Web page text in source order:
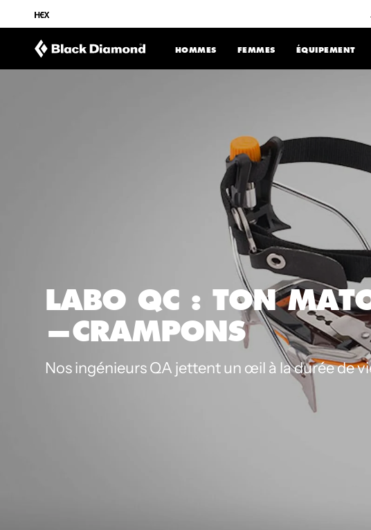
CONTENU
HOMMES FEMMES ÉQUIPEMENT
LABO QC : TON
—CRAMPONS
Nos ingénieurs QA jettent un œil à la durée de